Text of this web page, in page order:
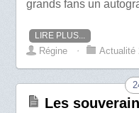
grands fans un
LIRE PLUS...
Régine ⋅ Actualité
Les